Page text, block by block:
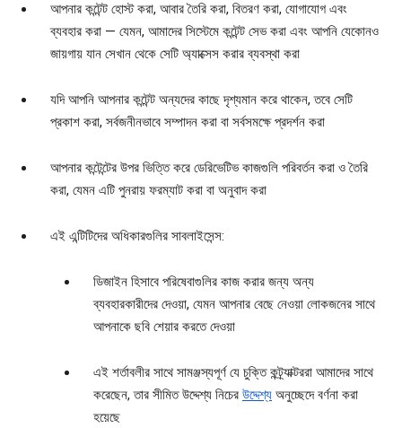
আপনার কন্টেন্ট হোস্ট করা, আবার তৈরি করা, বিতরণ করা, যোগাযোগ এবং
ব্যবহার করা — যেমন, আমাদের সিস্টেমে কন্টেন্ট সেভ করা এবং আপনি যেকোনও
জায়গায় যান সেখান থেকে সেটি অ্যাক্সেস করার ব্যবস্থা করা
যদি আপনি আপনার কন্টেন্ট অন্যদের কাছে দৃশ্যমান করে থাকেন, তবে সেটি
প্রকাশ করা, সর্বজনীনভাবে সম্পাদন করা বা সর্বসমক্ষে প্রদর্শন করা
আপনার কন্টেন্টের উপর ভিত্তি করে ডেরিভেটিভ কাজগুলি পরিবর্তন করা ও তৈরি
করা, যেমন এটি পুনরায় ফরম্যাট করা বা অনুবাদ করা
এই এন্টিটিদের অধিকারগুলির সাবলাইসেন্স:
ডিজাইন হিসাবে পরিষেবাগুলির কাজ করার জন্য অন্য
ব্যবহারকারীদের দেওয়া, যেমন আপনার বেছে নেওয়া লোকজনের সাথে
আপনাকে ছবি শেয়ার করতে দেওয়া
এই শর্তাবলীর সাথে সামঞ্জস্যপূর্ণ যে চুক্তি কন্ট্র্যাক্টররা আমাদের সাথে
করেছেন, তার সীমিত উদ্দেশ্য নিচের উদ্দেশ্য অনুচ্ছেদে বর্ণনা করা
হয়েছে